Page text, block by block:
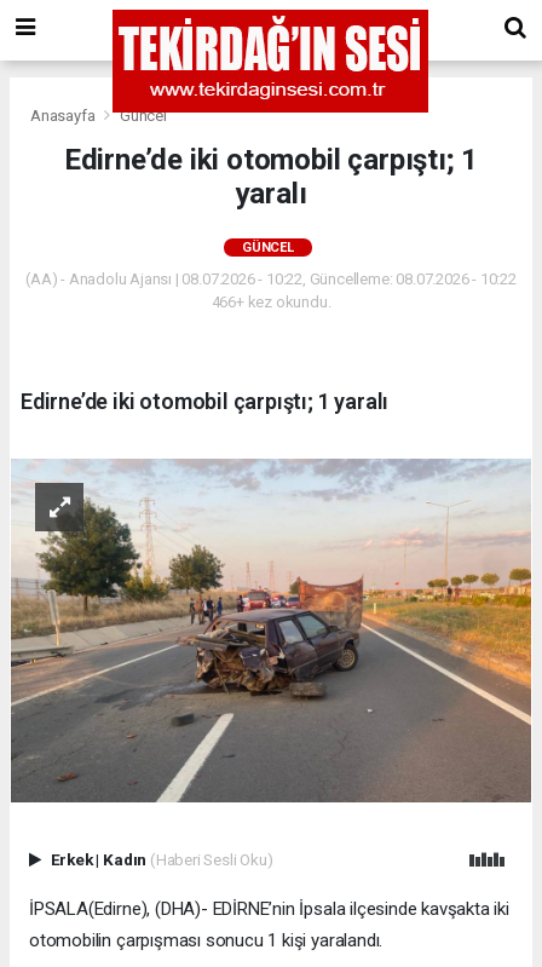
Anasayfa Güncel
Edirne’de iki otomobil çarpıştı; 1
yaralı
GÜNCEL
(AA) - Anadolu Ajansı | 08.07.2026 - 10:22, Güncelleme: 08.07.2026 - 10:22
466+ kez okundu.
Edirne’de iki otomobil çarpıştı; 1 yaralı
Erkek| Kadın (Haberi Sesli Oku)
İPSALA(Edirne), (DHA)- EDİRNE’nin İpsala ilçesinde kavşakta iki
otomobilin çarpışması sonucu 1 kişi yaralandı.